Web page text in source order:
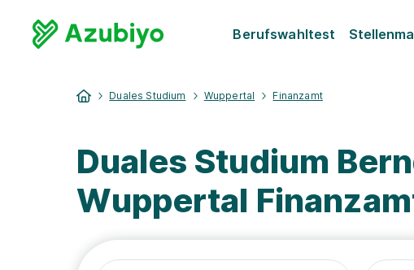
Berufswahltest
Duales Studium Wuppertal Finanzamt
Duales Studium
Wuppertal